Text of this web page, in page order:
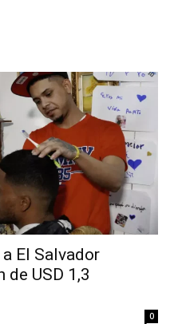
El Salvador
USD 1,3
0